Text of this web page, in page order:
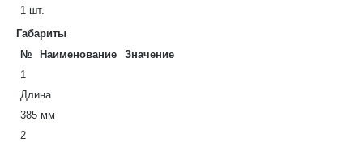
1 шт.
Габариты
№
Наименование
Значение
1
Длина
385 мм
2